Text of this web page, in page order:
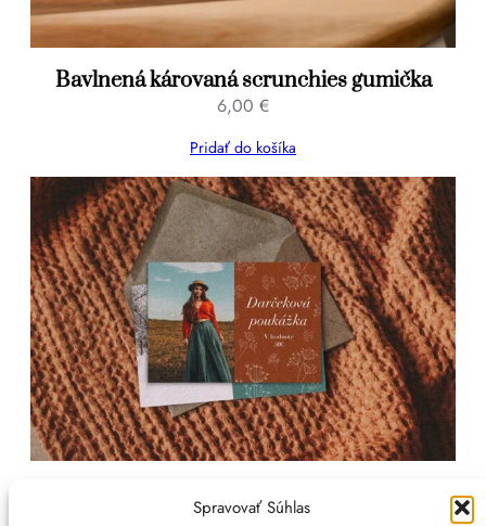
Spravovať Súhlas
Bavlnená károvaná scrunchies gumička
6,00 €
Pridať do košíka
Darčeková poukážka
50,00 €